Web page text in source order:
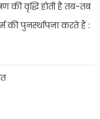
की वृद्धि होती है तब-तब
की पुनर्स्थापना करते हैं :